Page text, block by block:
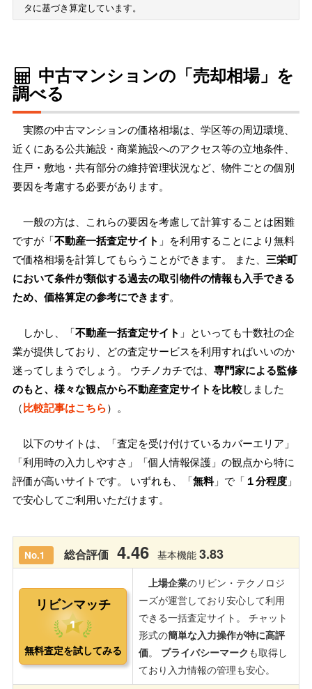
タに基づき算定しています。
中古マンションの「売却相場」を
調べる
実際の中古マンションの価格相場は、学区等の周辺環境、
近くにある公共施設・商業施設へのアクセス等の立地条件、
住戸・敷地・共有部分の維持管理状況など、物件ごとの個別
要因を考慮する必要があります。
一般の方は、これらの要因を考慮して計算することは困難
ですが「不動産一括査定サイト 」を利用することにより無料
で価格相場を計算してもらうことができます。 また、 三栄町
において条件が類似する過去の取引物件の情報も入手できる
ため、価格算定の参考にできます。
しかし、「不動産一括査定サイト 」といっても十数社の企
業が提供しており、どの査定サービスを利用すればいいのか
迷ってしまうでしょう。 ウチノカチでは、 専門家による監修
のもと、様々な観点から不動産査定サイトを比較しました
（比較記事はこちら）。
以下のサイトは、「査定を受け付けているカバーエリア」
「利用時の入力しやすさ」「個人情報保護」の観点から特に
評価が高いサイトです。 いずれも、「無料」で「 １分程度 」
で安心してご利用いただけます。